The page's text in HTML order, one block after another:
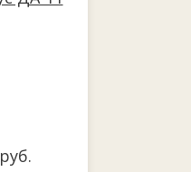
руб.